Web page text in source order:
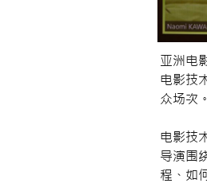
亚洲电
电影技
众场次。
电影技
导演围
程、如